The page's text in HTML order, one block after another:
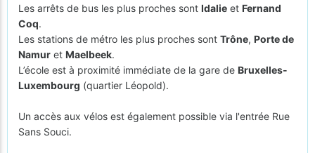
Les arrêts de bus les plus proches sont Idalie et Fernand
Coq.
Les stations de métro les plus proches sont Trône, Porte de
Namur et Maelbeek.
L’école est à proximité immédiate de la gare de Bruxelles-
Luxembourg (quartier Léopold).
Un accès aux vélos est également possible via l'entrée Rue
Sans Souci.